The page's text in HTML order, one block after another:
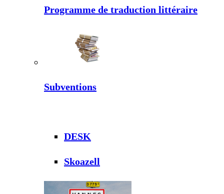
Programme de traduction littéraire
Subventions
DESK
Skoazell